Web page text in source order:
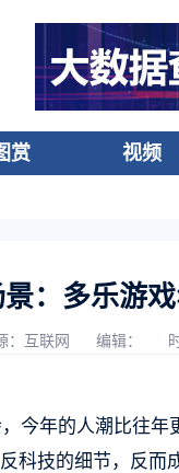
赏 视频
：多乐游
：互联网 编辑：
今年的人潮比往
科技的细节，反而